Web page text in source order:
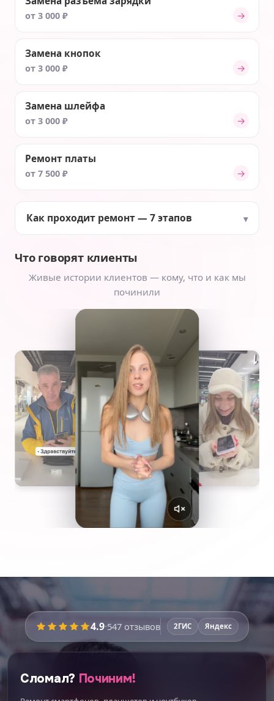
от 3 000 ₽ →
Замена кнопок
от 3 000 ₽ →
Замена шлейфа
от 3 000 ₽ →
Ремонт платы
от 7 500 ₽ →
Как проходит ремонт — 7 этапов
Что говорят клиенты
Живые истории клиентов — кому, что и как мы
починили
4.9·547 отзывов 2ГИС Яндекс
Сломал? Починим!